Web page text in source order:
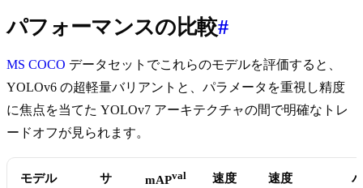
パフォーマンスの比較#
MS COCO データセットでこれらのモデルを評価すると、
YOLOv6 の超軽量バリアントと、パラメータを重視し精度
に焦点を当てた YOLOv7 アーキテクチャの間で明確なトレ
ードオフが見られます。
モデル
サ
mAPval
速度 速度
パ